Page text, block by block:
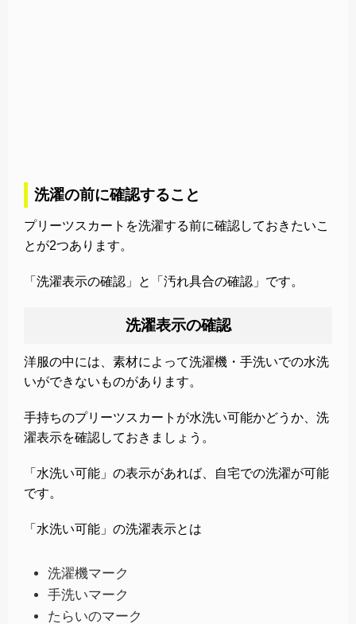
洗濯の前に確認すること
プリーツスカートを洗濯する前に確認しておきたいこ
とが2つあります。
「洗濯表示の確認」と「汚れ具合の確認」です。
洗濯表示の確認
洋服の中には、素材によって洗濯機・手洗いでの水洗
いができないものがあります。
手持ちのプリーツスカートが水洗い可能かどうか、洗
濯表示を確認しておきましょう。
「水洗い可能」の表示があれば、自宅での洗濯が可能
です。
「水洗い可能」の洗濯表示とは
洗濯機マーク
手洗いマーク
たらいのマーク